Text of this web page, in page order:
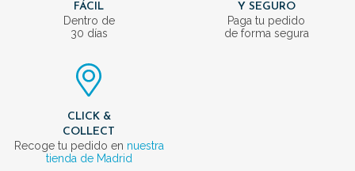
FÁCIL
Dentro de
30 días
Y SEGURO
Paga tu pedido
de forma segura
CLICK &
COLLECT
Recoge tu pedido en nuestra
tienda de Madrid